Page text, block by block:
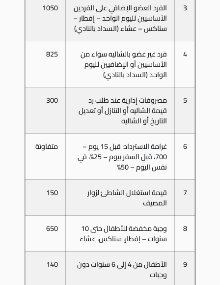
3 الفرد العضو الإضافي على الفردين
الأساسيين لليوم الواحد – إفطار –
سناكس – عشاء (السداد بالنادي)
1050
4 فرد غير عضو بالشاليه سواء من
الأساسيين أو الإضافيين لليوم
الواحد (السداد بالنادي)
825
5 مصروفات إدارية عند طلب رد
قيمة الشاليه أو التنازل أو تعديل
التاريخ أو الشاليه
300
6 غرامة الاسترداد: قبل 15 يوم –
700، قبل السفر بيوم – 25%، في
نفس اليوم – 50%
متفاوتة
7 قيمة استغلال الشاطئ لزوار
المصيف
150
8 وجبة مخفضة للأطفال حتى 10
سنوات – إفطار، سناكس، عشاء
650
9 الأطفال من 4 إلى 6 سنوات دون
وجبات
140